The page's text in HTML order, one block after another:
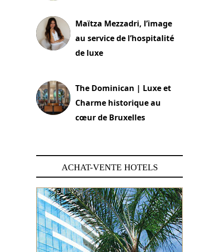
Maïtza Mezzadri, l’image
au service de l’hospitalité
de luxe
The Dominican | Luxe et
Charme historique au
cœur de Bruxelles
ACHAT-VENTE HOTELS